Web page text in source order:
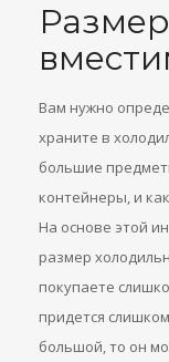
Вам нужно
храните в
большие
контейнеры, и
На основе этой
размер
покупаете
придется
большой, то он